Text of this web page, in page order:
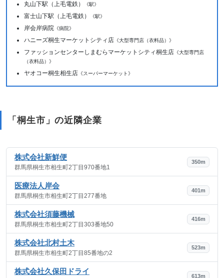
丸山下駅（上毛電鉄） 《駅》
富士山下駅（上毛電鉄） 《駅》
岸会岸病院 《病院》
ハニーズ桐生マーケットシティ店 《大型専門店（衣料品）》
ファッションセンターしまむらマーケットシティ桐生店 《大型専門店
（衣料品）》
ヤオコー桐生相生店 《スーパーマーケット》
「桐生市」の近隣企業
株式会社新鮮便
群馬県桐生市相生町2丁目970番地1
350m
医療法人岸会
群馬県桐生市相生町2丁目277番地
401m
株式会社須藤機械
群馬県桐生市相生町2丁目303番地50
416m
株式会社北村土木
群馬県桐生市相生町2丁目85番地の2
523m
株式会社久保田ドライ
613m